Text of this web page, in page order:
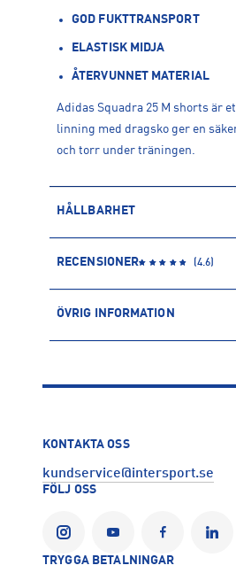
GOD FUKTTRANSPORT
ELASTISK MIDJA
ÅTERVUNNET MATERIAL
Adidas Squadra 25 M shorts är
linning med dragsko ger en
och torr under träningen.
HÅLLBARHET
användning av vatten och
RECENSIONER (4.6)
ÖVRIG INFORMATION
Leverantörens produktnummer:
Tillverkaradress: Gustav III:s
KONTAKTA OSS
kundservice@intersport.se
FÖLJ OSS
TRYGGA BETALNINGAR